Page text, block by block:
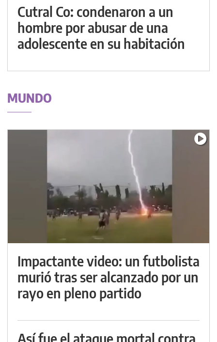
Cutral Co: condenaron a un
hombre por abusar de una
adolescente en su habitación
MUNDO
Impactante video: un futbolista
murió tras ser alcanzado por un
rayo en pleno partido
Así fue el ataque mortal contra